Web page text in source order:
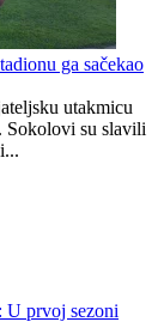
ga sačekao
utakmicu
Sokolovi su slavili
U prvoj sezoni